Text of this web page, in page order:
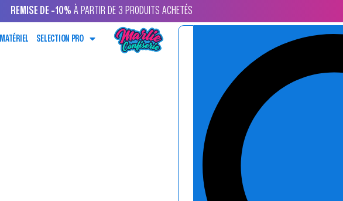
REMISE DE -10% À PARTIR DE 3 PRODUITS ACHETÉS
MATÉRIEL SELECTION PRO